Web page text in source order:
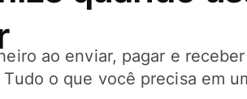
ao enviar, pagar e
o que você precisa em